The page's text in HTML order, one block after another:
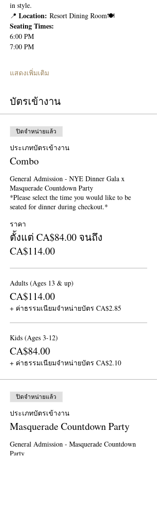
in style.
📍 Location: Resort Dining Room🍽
Seating Times:
6:00 PM
7:00 PM
แสดงเพิ่มเติม
บัตรเข้างาน
ปิดจำหน่ายแล้ว
ประเภทบัตรเข้างาน
Combo
General Admission - NYE Dinner Gala x
Masquerade Countdown Party
*Please select the time you would like to be
seated for dinner during checkout.*
ราคา
ตั้งแต่ CA$84.00 จนถึง
CA$114.00
Adults (Ages 13 & up)
CA$114.00
+ ค่าธรรมเนียมจำหน่ายบัตร CA$2.85
Kids (Ages 3-12)
CA$84.00
+ ค่าธรรมเนียมจำหน่ายบัตร CA$2.10
ปิดจำหน่ายแล้ว
ประเภทบัตรเข้างาน
Masquerade Countdown Party
General Admission - Masquerade Countdown
Party